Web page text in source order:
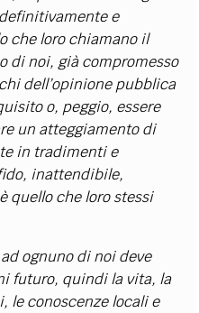
e
che loro chiamano il
di noi, già compromesso
dell’opinione pubblica
o, peggio, essere
un atteggiamento di
in tradimenti e
inattendibile,
quello che loro stessi
ognuno di noi deve
futuro, quindi la vita, la
le conoscenze locali e